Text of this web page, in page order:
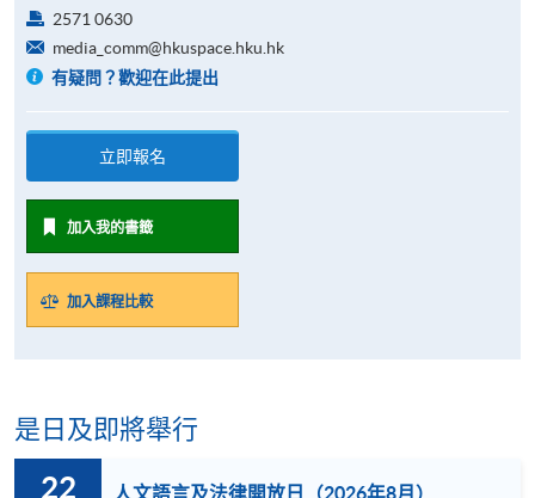
2571 0630
media_comm@hkuspace.hku.hk
有疑問？歡迎在此提出
立即報名
加入我的書籤
加入課程比較
是日及即將舉行
22 人文語言及法律開放日（2026年8月）